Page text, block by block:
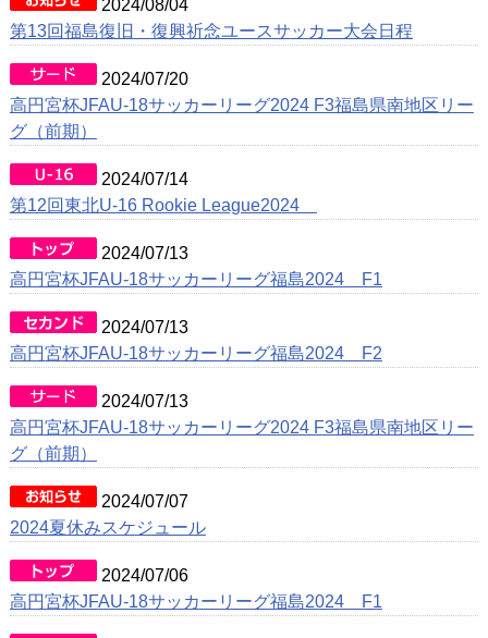
2024/08/04
第13回福島復旧・復興祈念ユースサッカー大会日程
2024/07/20
高円宮杯JFAU-18サッカーリーグ2024 F3福島県南地区リー
グ（前期）
2024/07/14
第12回東北U-16 Rookie League2024
2024/07/13
高円宮杯JFAU-18サッカーリーグ福島2024 F1
2024/07/13
高円宮杯JFAU-18サッカーリーグ福島2024 F2
2024/07/13
高円宮杯JFAU-18サッカーリーグ2024 F3福島県南地区リー
グ（前期）
2024/07/07
2024夏休みスケジュール
2024/07/06
高円宮杯JFAU-18サッカーリーグ福島2024 F1